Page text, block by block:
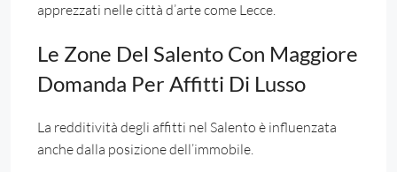
apprezzati nelle città d’arte come Lecce.
Le Zone Del Salento Con Maggiore
Domanda Per Affitti Di Lusso
La redditività degli affitti nel Salento è influenzata
anche dalla posizione dell’immobile.